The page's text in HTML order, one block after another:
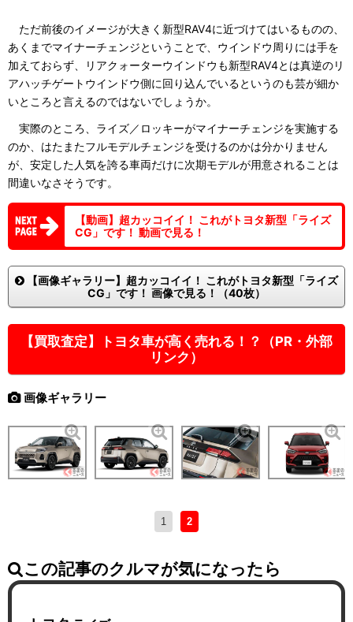
ただ前後のイメージが大きく新型RAV4に近づけてはいるものの、
あくまでマイナーチェンジということで、ウインドウ周りには手を
加えておらず、リアクォーターウインドウも新型RAV4とは真逆のリ
アハッチゲートウインドウ側に回り込んでいるというのも芸が細か
いところと言えるのではないでしょうか。
実際のところ、ライズ／ロッキーがマイナーチェンジを実施する
のか、はたまたフルモデルチェンジを受けるのかは分かりません
が、安定した人気を誇る車両だけに次期モデルが用意されることは
間違いなさそうです。
【動画】超カッコイイ！ これがトヨタ新型「ライズ
CG」です！ 動画で見る！
【画像ギャラリー】超カッコイイ！ これがトヨタ新型「ライズ
CG」です！ 画像で見る！（40枚）
【買取査定】トヨタ車が高く売れる！？（PR・外部
リンク）
画像ギャラリー
1 2
この記事のクルマが気になったら